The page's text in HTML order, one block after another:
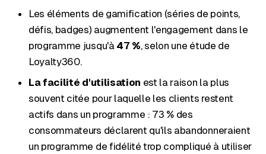
Les éléments de gamification (séries de points,
défis, badges) augmentent l'engagement dans le
programme jusqu'à 47 %, selon une étude de
Loyalty360.
La facilité d'utilisation est la raison la plus
souvent citée pour laquelle les clients restent
actifs dans un programme : 73 % des
consommateurs déclarent qu'ils abandonneraient
un programme de fidélité trop compliqué à utiliser